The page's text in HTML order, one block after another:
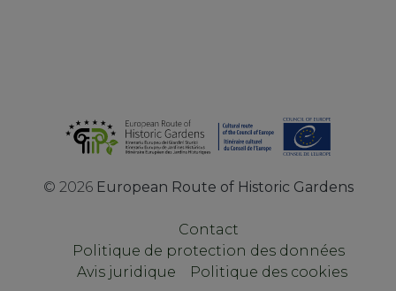
© 2026 European Route of Historic Gardens
Contact
Politique de protection des données
Avis juridique
Politique des cookies